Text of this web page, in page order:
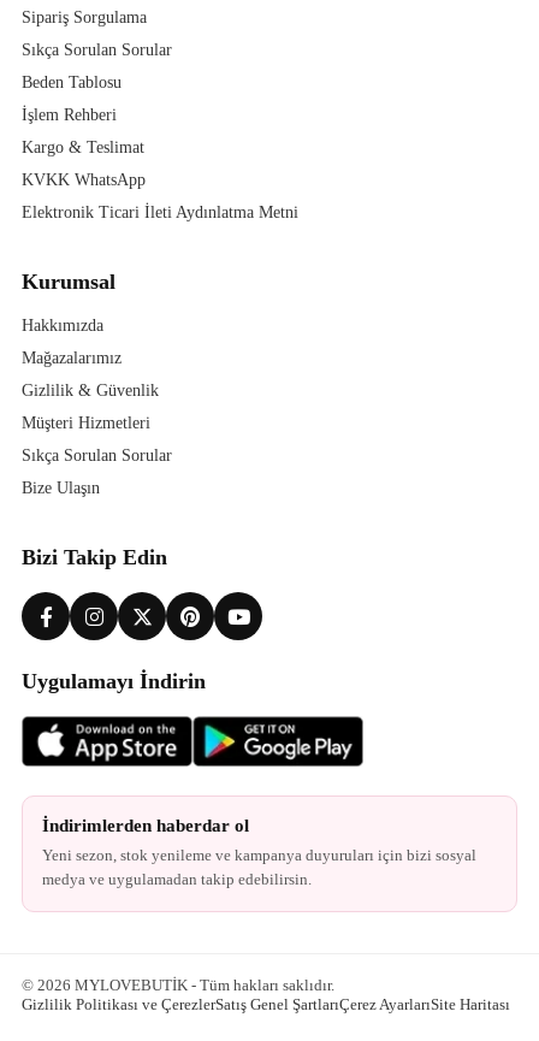
Sipariş Sorgulama
Sıkça Sorulan Sorular
Beden Tablosu
İşlem Rehberi
Kargo & Teslimat
KVKK WhatsApp
Elektronik Ticari İleti Aydınlatma Metni
Kurumsal
Hakkımızda
Mağazalarımız
Gizlilik & Güvenlik
Müşteri Hizmetleri
Sıkça Sorulan Sorular
Bize Ulaşın
Bizi Takip Edin
Uygulamayı İndirin
İndirimlerden haberdar ol
Yeni sezon, stok yenileme ve kampanya duyuruları için bizi sosyal
medya ve uygulamadan takip edebilirsin.
© 2026 MYLOVEBUTİK - Tüm hakları saklıdır.
Gizlilik Politikası ve ÇerezlerSatış Genel ŞartlarıÇerez AyarlarıSite Haritası